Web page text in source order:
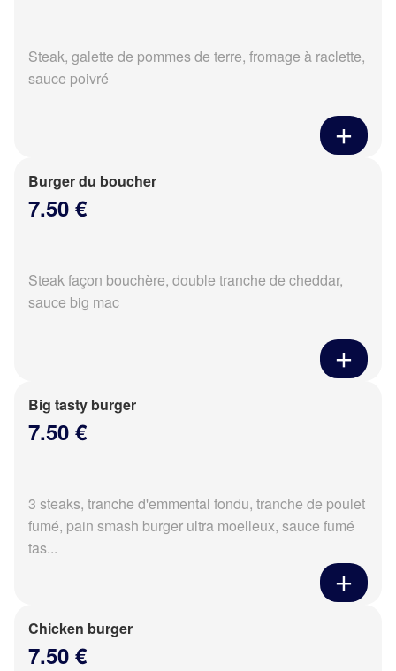
Steak, galette de pommes de terre, fromage à raclette,
sauce poivré
Burger du boucher
7.50 €
Steak façon bouchère, double tranche de cheddar,
sauce big mac
Big tasty burger
7.50 €
3 steaks, tranche d'emmental fondu, tranche de poulet
fumé, pain smash burger ultra moelleux, sauce fumé
tas...
Chicken burger
7.50 €